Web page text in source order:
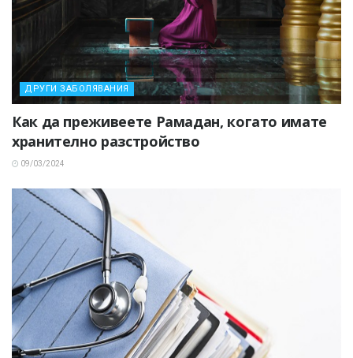
ДРУГИ ЗАБОЛЯВАНИЯ
Как да преживеете Рамадан, когато имате
хранително разстройство
09/03/2024